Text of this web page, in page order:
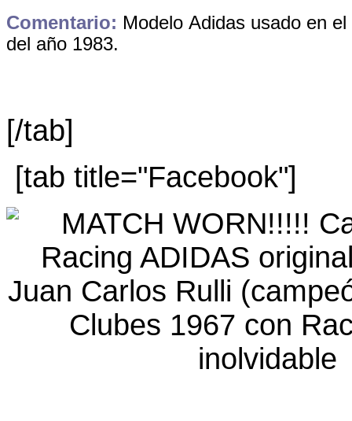
Comentario: Modelo Adidas usado en
del año 1983.
[/tab]
[tab title="Facebook"]